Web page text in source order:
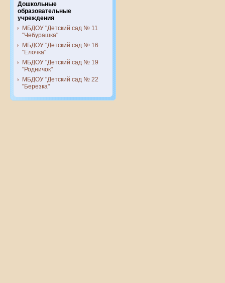
Дошкольные
образовательные
учреждения
МБДОУ "Детский сад № 11
"Чебурашка"
МБДОУ "Детский сад № 16
"Елочка"
МБДОУ "Детский сад № 19
"Родничок"
МБДОУ "Детский сад № 22
"Березка"